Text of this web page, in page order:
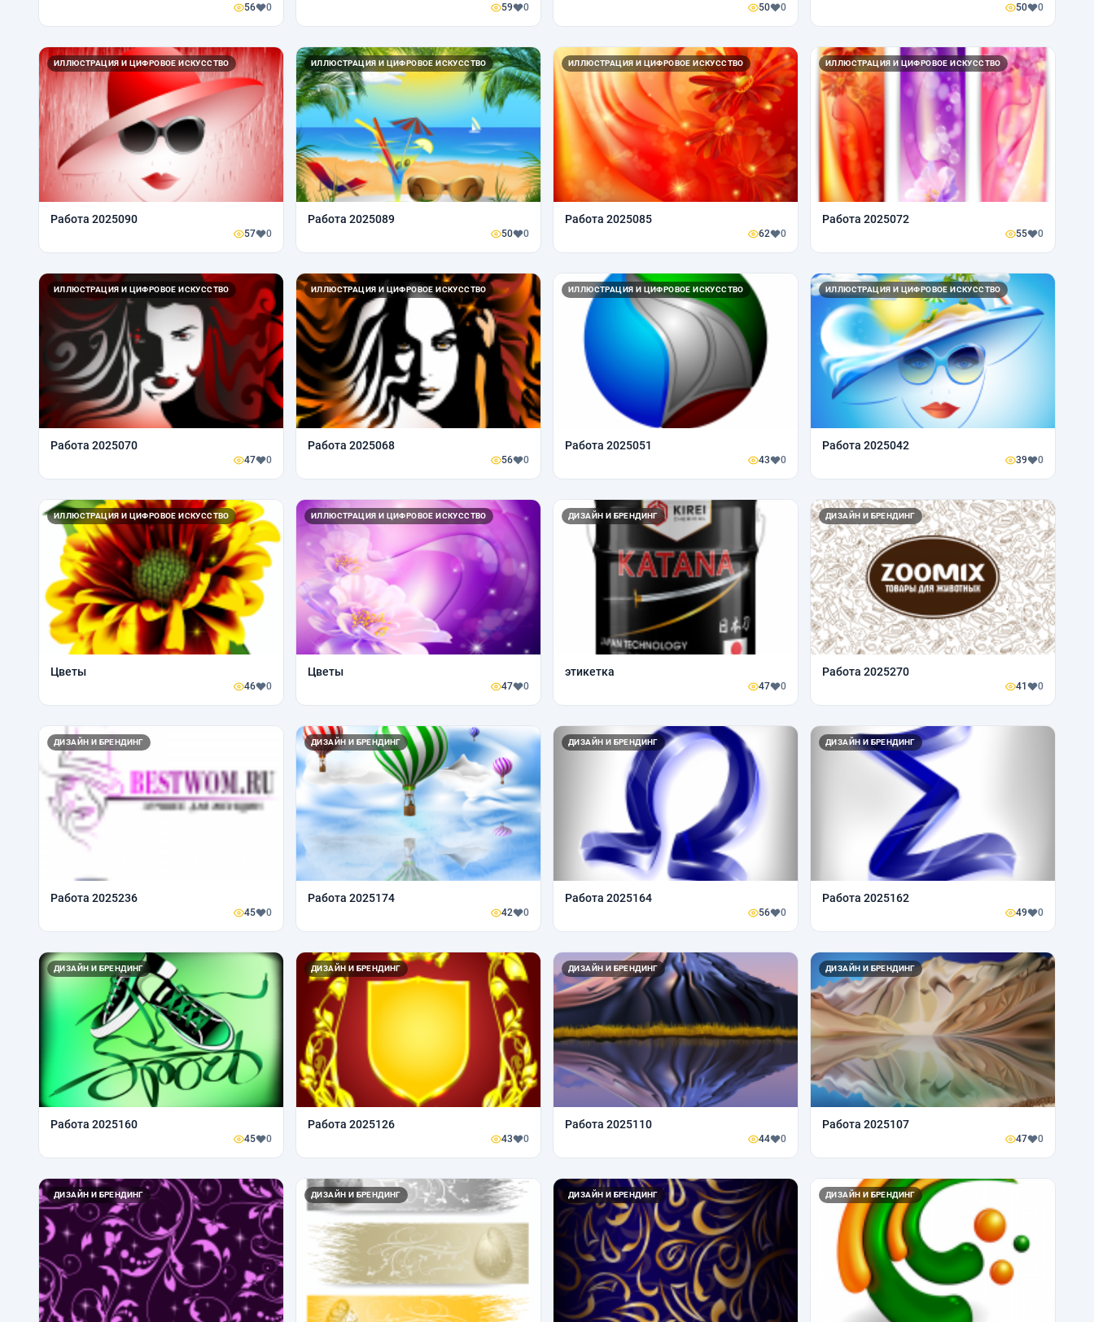
56 0 59 0 50 0 50 0
ИЛЛЮСТРАЦИЯ И ЦИФРОВОЕ ИСКУССТВО
Работа 2025090
57 0
ИЛЛЮСТРАЦИЯ И ЦИФРОВОЕ ИСКУССТВО
Работа 2025089
50 0
ИЛЛЮСТРАЦИЯ И ЦИФРОВОЕ ИСКУССТВО
Работа 2025085
62 0
ИЛЛЮСТРАЦИЯ И ЦИФРОВОЕ ИСКУССТВО
Работа 2025072
55 0
ИЛЛЮСТРАЦИЯ И ЦИФРОВОЕ ИСКУССТВО
Работа 2025070
47 0
ИЛЛЮСТРАЦИЯ И ЦИФРОВОЕ ИСКУССТВО
Работа 2025068
56 0
ИЛЛЮСТРАЦИЯ И ЦИФРОВОЕ ИСКУССТВО
Работа 2025051
43 0
ИЛЛЮСТРАЦИЯ И ЦИФРОВОЕ ИСКУССТВО
Работа 2025042
39 0
ИЛЛЮСТРАЦИЯ И ЦИФРОВОЕ ИСКУССТВО
Цветы
46 0
ИЛЛЮСТРАЦИЯ И ЦИФРОВОЕ ИСКУССТВО
Цветы
47 0
ДИЗАЙН И БРЕНДИНГ
этикетка
47 0
ДИЗАЙН И БРЕНДИНГ
Работа 2025270
41 0
ДИЗАЙН И БРЕНДИНГ
Работа 2025236
45 0
ДИЗАЙН И БРЕНДИНГ
Работа 2025174
42 0
ДИЗАЙН И БРЕНДИНГ
Работа 2025164
56 0
ДИЗАЙН И БРЕНДИНГ
Работа 2025162
49 0
ДИЗАЙН И БРЕНДИНГ
Работа 2025160
45 0
ДИЗАЙН И БРЕНДИНГ
Работа 2025126
43 0
ДИЗАЙН И БРЕНДИНГ
Работа 2025110
44 0
ДИЗАЙН И БРЕНДИНГ
Работа 2025107
47 0
ДИЗАЙН И БРЕНДИНГ ДИЗАЙН И БРЕНДИНГ ДИЗАЙН И БРЕНДИНГ ДИЗАЙН И БРЕНДИНГ